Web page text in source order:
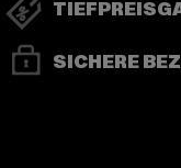
SICHERE